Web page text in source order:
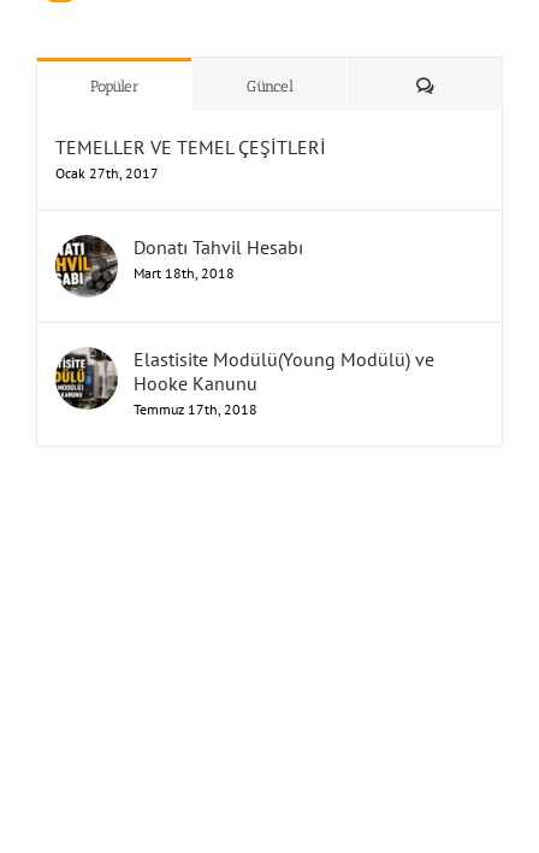
& ”Humbarahane”
Popüler Güncel Yorum
TEMELLER VE TEMEL ÇEŞİTLERİ
Ocak 27th, 2017
Donatı Tahvil Hesabı
Mart 18th, 2018
Elastisite Modülü(Young Modülü) ve
Hooke Kanunu
Temmuz 17th, 2018